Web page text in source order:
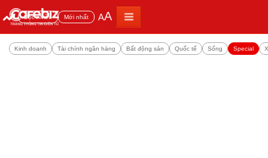
Đọc nhiều Mới nhất AA
Kinh doanh Tài chính ngân hàng Bất động sản Quốc tế Sống Special